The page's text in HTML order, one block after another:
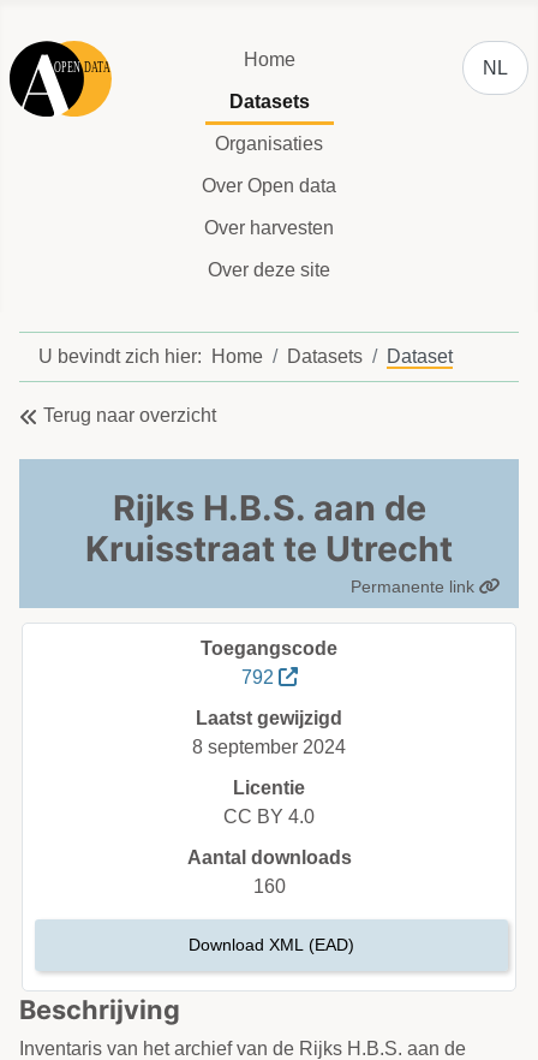
Home
Datasets
Organisaties
Over Open data
Over harvesten
Over deze site
NL
U bevindt zich hier: Home Datasets Dataset
Terug naar overzicht
Rijks H.B.S. aan de
Kruisstraat te Utrecht
Permanente link
Beschrijving
Inventaris van het archief van de Rijks H.B.S. aan de
Toegangscode
792
Laatst gewijzigd
8 september 2024
Licentie
CC BY 4.0
Aantal downloads
160
Download XML (EAD)